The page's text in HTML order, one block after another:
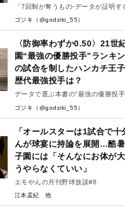
「7回制が奪うもの-データが証明す
失-」
ゴジキ（@godziki_55）
〈防御率わずか0.50〉21世
園“最強の優勝投手”ランキ
の試合を制したハンカチ王
歴代最強投手は？
データで選ぶ本書の”最強の優勝投
ゴジキ（@godziki_55）
「オールスターは1試合で十
んが球宴に持論を展開…酷
子園には「そんなにお体が
うやらなくていい」
エモやんの月刊野球放談#8
江本孟紀